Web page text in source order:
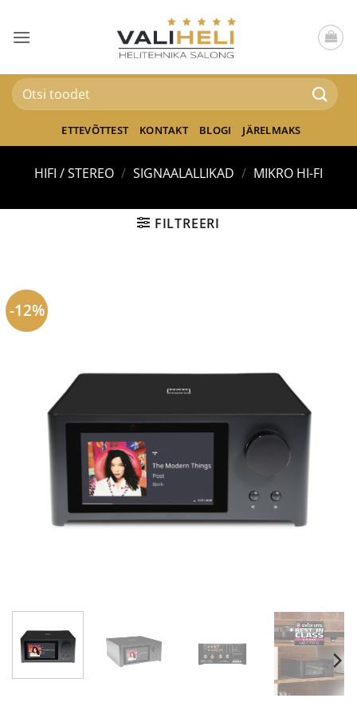
content
Otsi:
ETTEVÕTTEST KONTAKT BLOGI JÄRELMAKS
HIFI / STEREO / SIGNAALALLIKAD / MIKRO HI-FI
FILTREERI
-12%